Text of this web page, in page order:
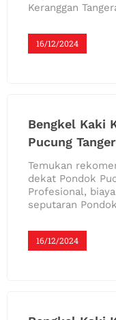
16/12/2024
Keranggan
Bengkel Kaki
Pucung
16/12/2024
Temukan
dekat Pondok
Profesional,
seputaran